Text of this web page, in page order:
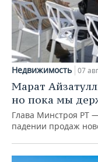
Недвижимость 07
Марат
но пока мы
Глава Минстроя РТ
падении продаж